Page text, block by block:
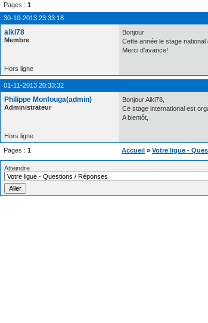
Pages : 1
30-10-2013 23:33:18
aiki78
Membre
Bonjour
Cette année le stage
Merci d'avance!
Hors ligne
01-11-2013 20:33:32
Philippe Monfouga(admin)
Administrateur
Bonjour Aiki78,
Ce stage international est
A bientôt,
Hors ligne
Pages : 1 Accueil » Votre ligue -
Atteindre